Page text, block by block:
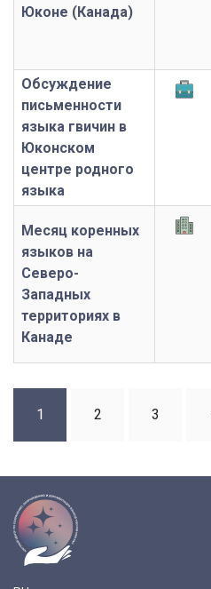
Юконе (Канада)
Обсуждение
письменности
языка гвичин в
Юконском
центре родного
языка
Месяц коренных
языков на
Северо-
Западных
территориях в
Канаде
Pagination
Page
1 Page
2 Page
3